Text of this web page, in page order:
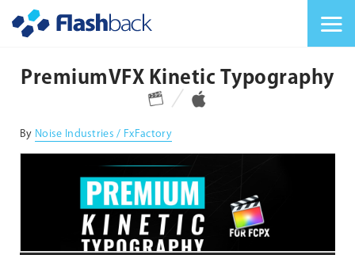
PremiumVFX Kinetic Typography
対応プラットフォーム 対応OS
By Noise Industries / FxFactory